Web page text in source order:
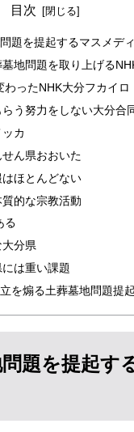
目次
題を提起するマスメデ
地問題を取り上げる
ったNHK大分フカイロ
う努力をしない大分合
カ
ん県おおいた
ほとんどない
的な宗教活動
る
大分県
は重い課題
を煽る土葬墓地問題提
題を提起す